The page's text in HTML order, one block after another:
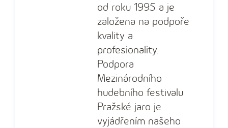
od roku 1995 a je
založena na podpoře
kvality a
profesionality.
Podpora
Mezinárodního
hudebního festivalu
Pražské jaro je
vyjádřením našeho